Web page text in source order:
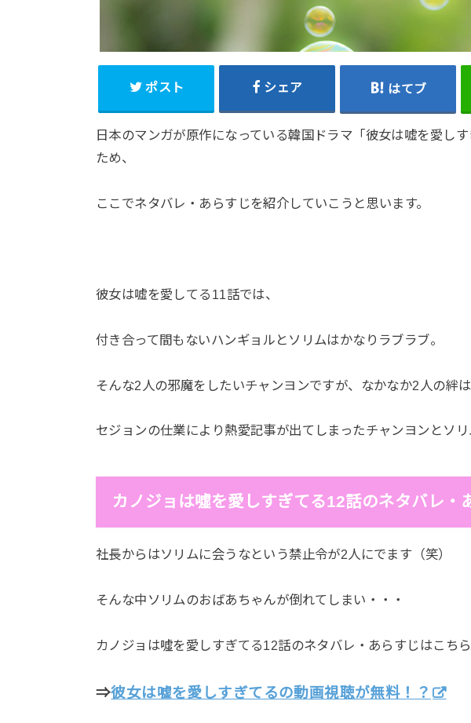
ポスト シェア はてブ
日本のマンガが原作になっている韓国ドラマ「彼女は嘘を愛し
ため、
ここでネタバレ・あらすじを紹介していこうと思います。
彼女は嘘を愛してる11話では、
付き合って間もないハンギョルとソリムはかなりラブラブ。
そんな2人の邪魔をしたいチャンヨンですが、なかなか2人の絆
セジョンの仕業により熱愛記事が出てしまったチャンヨンとソ
カノジョは噓を愛しすぎてる12話のネタバレ・
社長からはソリムに会うなという禁止令が2人にでます（笑）
そんな中ソリムのおばあちゃんが倒れてしまい・・・
カノジョは噓を愛しすぎてる12話のネタバレ・あらすじはこち
⇒彼女は嘘を愛しすぎてるの動画視聴が無料！？